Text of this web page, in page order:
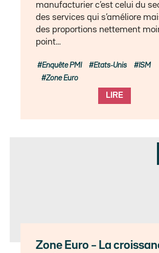
manufacturier c’est celui du
des services qui s’améliore
des proportions nettement
point…
LIRE
Enquête PMI Etats-Unis
ISM
Zone Euro
Zone Euro – La